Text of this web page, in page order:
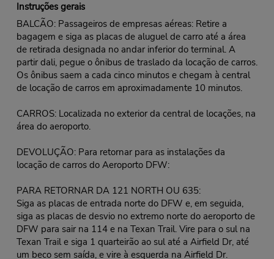
Instruções gerais
BALCÃO: Passageiros de empresas aéreas: Retire a
bagagem e siga as placas de aluguel de carro até a área
de retirada designada no andar inferior do terminal. A
partir dali, pegue o ônibus de traslado da locação de carros.
Os ônibus saem a cada cinco minutos e chegam à central
de locação de carros em aproximadamente 10 minutos.
CARROS: Localizada no exterior da central de locações, na
área do aeroporto.
DEVOLUÇÃO: Para retornar para as instalações da
locação de carros do Aeroporto DFW:
PARA RETORNAR DA 121 NORTH OU 635:
Siga as placas de entrada norte do DFW e, em seguida,
siga as placas de desvio no extremo norte do aeroporto de
DFW para sair na 114 e na Texan Trail. Vire para o sul na
Texan Trail e siga 1 quarteirão ao sul até a Airfield Dr, até
um beco sem saída, e vire à esquerda na Airfield Dr.